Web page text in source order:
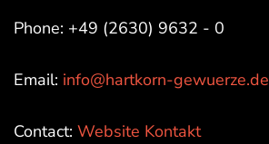
Phone: +49 (2630) 9632 - 0
Email: info@hartkorn-gewuerze.de
Contact: Website Kontakt